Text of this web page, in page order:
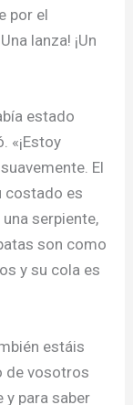
por el
lanza! ¡Un
estado
«¡Estoy
El
costado es
serpiente,
son como
y su cola es
estáis
de vosotros
y para saber